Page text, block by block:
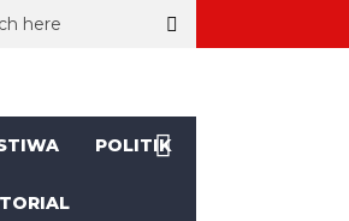
Momentum HUT RI ke-81, SD
POLITIK